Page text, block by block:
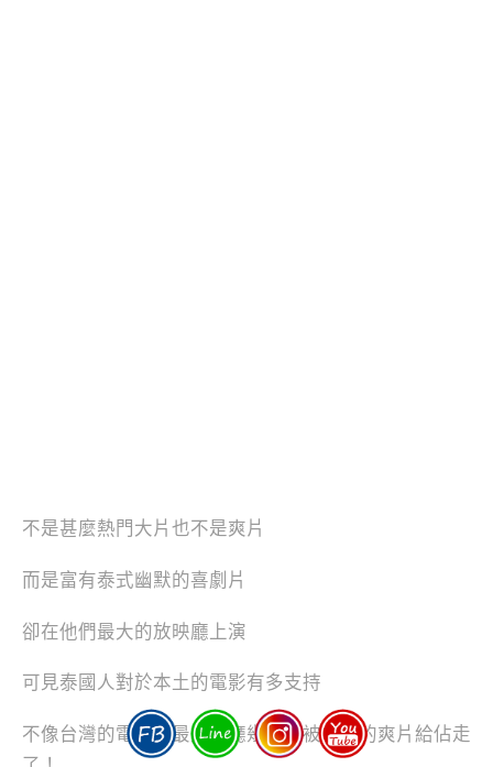
不是甚麼熱門大片也不是爽片
而是富有泰式幽默的喜劇片
卻在他們最大的放映廳上演
可見泰國人對於本土的電影有多支持
不像台灣的電影院最大的廳幾乎都被美國的爽片給佔走